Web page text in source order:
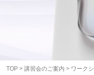
TOP > 講習会のご案内 > ワーク